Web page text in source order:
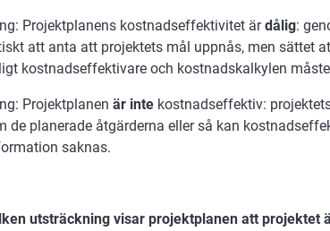
Projektplanens kostnadseffektivitet ärdålig:
att anta att projektets mål uppnås, men sättet
kostnadseffektivare och kostnadskalkylen
Projektplanen är inte kostnadseffektiv:
de planerade åtgärderna eller så kan
saknas.
utsträckning visar projektplanen att projektet